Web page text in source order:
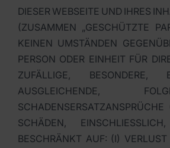
DIESER WEBSEITE UND IHRES
(ZUSAMMEN „GESCHÜTZTE
KEINEN UMSTÄNDEN
PERSON ODER EINHEIT FÜR
ZUFÄLLIGE, BESONDERE,
AUSGLEICHENDE,
SCHÄDEN,
BESCHRÄNKT AUF: (I)